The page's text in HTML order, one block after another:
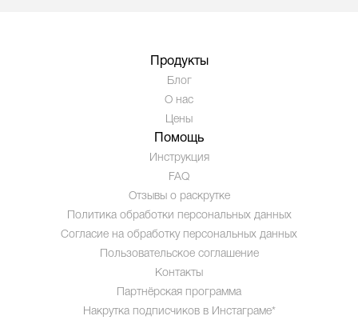
Продукты
Блог
О нас
Цены
Помощь
Инструкция
FAQ
Отзывы о раскрутке
Политика обработки персональных данных
Согласие на обработку персональных данных
Пользовательское соглашение
Контакты
Партнёрская программа
Накрутка подписчиков в Инстаграме*